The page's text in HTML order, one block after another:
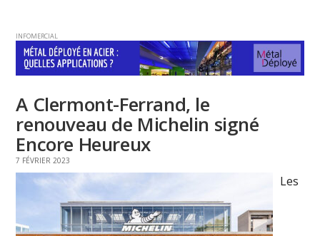
INFOMERCIAL
A Clermont-Ferrand, le
renouveau de Michelin signé
Encore Heureux
7 FÉVRIER 2023
Les